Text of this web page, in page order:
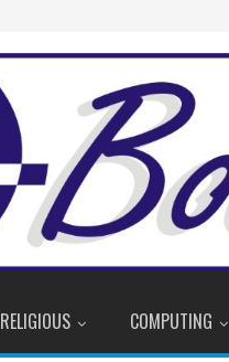
RELIGIOUS COMPUTING